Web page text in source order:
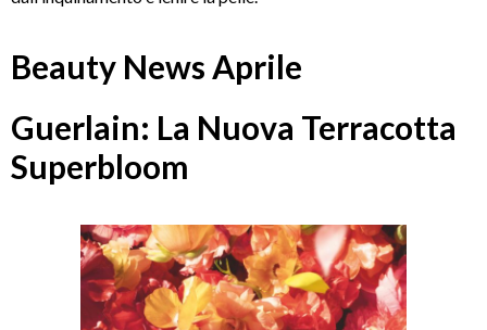
Beauty News Aprile
Guerlain: La Nuova Terracotta
Superbloom